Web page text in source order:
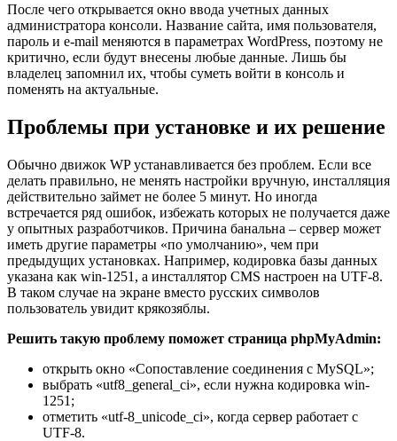
После чего открывается окно ввода учетных данных
администратора консоли. Название сайта, имя пользователя,
пароль и e-mail меняются в параметрах WordPress, поэтому не
критично, если будут внесены любые данные. Лишь бы
владелец запомнил их, чтобы суметь войти в консоль и
поменять на актуальные.
Проблемы при установке и их решение
Обычно движок WP устанавливается без проблем. Если все
делать правильно, не менять настройки вручную, инсталляция
действительно займет не более 5 минут. Но иногда
встречается ряд ошибок, избежать которых не получается даже
у опытных разработчиков. Причина банальна – сервер может
иметь другие параметры «по умолчанию», чем при
предыдущих установках. Например, кодировка базы данных
указана как win-1251, а инсталлятор CMS настроен на UTF-8.
В таком случае на экране вместо русских символов
пользователь увидит крякозяблы.
Решить такую проблему поможет страница phpMyAdmin:
открыть окно «Сопоставление соединения с MySQL»;
выбрать «utf8_general_ci», если нужна кодировка win-
1251;
отметить «utf-8_unicode_ci», когда сервер работает с
UTF-8.